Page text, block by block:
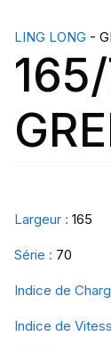
LING LONG -
Largeur : 165
Série : 70
Indice de
Indice de